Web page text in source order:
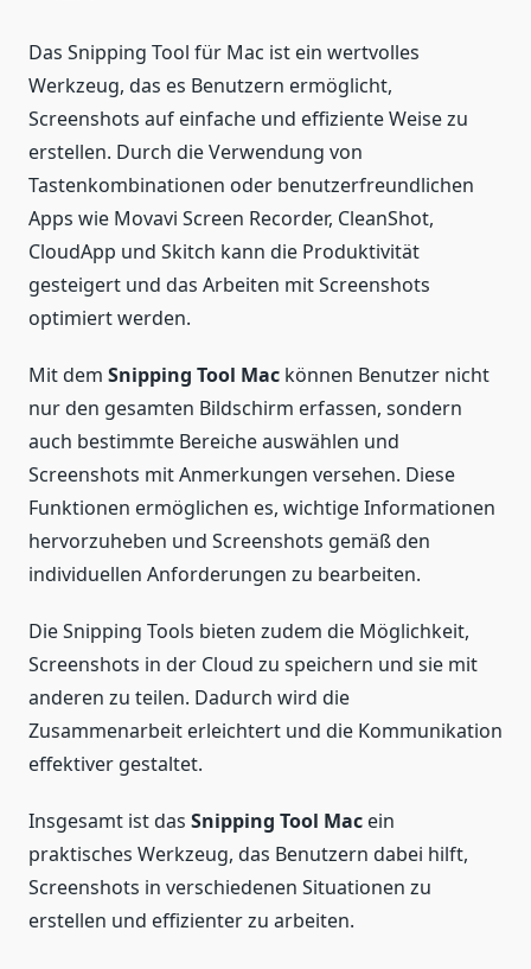
Das Snipping Tool für Mac ist ein wertvolles
Werkzeug, das es Benutzern ermöglicht,
Screenshots auf einfache und effiziente Weise zu
erstellen. Durch die Verwendung von
Tastenkombinationen oder benutzerfreundlichen
Apps wie Movavi Screen Recorder, CleanShot,
CloudApp und Skitch kann die Produktivität
gesteigert und das Arbeiten mit Screenshots
optimiert werden.
Mit dem Snipping Tool Mac können Benutzer nicht
nur den gesamten Bildschirm erfassen, sondern
auch bestimmte Bereiche auswählen und
Screenshots mit Anmerkungen versehen. Diese
Funktionen ermöglichen es, wichtige Informationen
hervorzuheben und Screenshots gemäß den
individuellen Anforderungen zu bearbeiten.
Die Snipping Tools bieten zudem die Möglichkeit,
Screenshots in der Cloud zu speichern und sie mit
anderen zu teilen. Dadurch wird die
Zusammenarbeit erleichtert und die Kommunikation
effektiver gestaltet.
Insgesamt ist das Snipping Tool Mac ein
praktisches Werkzeug, das Benutzern dabei hilft,
Screenshots in verschiedenen Situationen zu
erstellen und effizienter zu arbeiten.